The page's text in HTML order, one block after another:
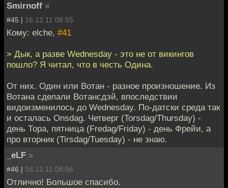
Smirnoff »
#45 | 16.12.11 08:55
Кому: elche, #41
> Дык, а разве Wednesday - это не от викингов
пошло? Я читал, что в честь Одина.
От них. Один или Вотан - разное произношение. Из
Вотана сделали Вотансдэй, впоследствии
видоизменилось до Wednesday. По-датски среда так
и осталась Onsdag. Четверг (Torsdag/Thursday) -
день Тора, пятница (Fredag/Friday) - день Фрейи, а
про вторник (Tirsdag/Tuesday) - не знаю.
_eLF »
#46 | 16.12.11 08:56
Отлично! Большое спасибо.